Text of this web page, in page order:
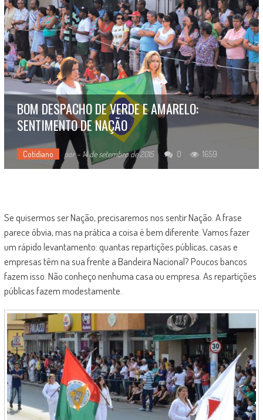
BOM DESPACHO DE VERDE E AMARELO:
SENTIMENTO DE NAÇÃO
Cotidiano por- 14 de setembro de 2015 0 1659
Se quisermos ser Nação, precisaremos nos sentir Nação. A frase
parece óbvia, mas na prática a coisa é bem diferente. Vamos fazer
um rápido levantamento: quantas repartições públicas, casas e
empresas têm na sua frente a Bandeira Nacional? Poucos bancos
fazem isso. Não conheço nenhuma casa ou empresa. As repartições
públicas fazem modestamente.